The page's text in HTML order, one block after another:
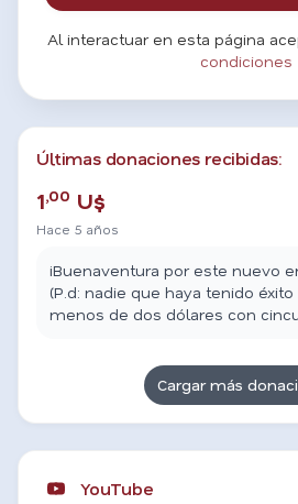
Al interactuar en esta página
condiciones
Últimas donaciones recibidas:
1,00 U$
Hace 5 años
¡Buenaventura por este nuevo
(P.d: nadie que haya tenido
menos de dos dólares con
Cargar más
YouTube